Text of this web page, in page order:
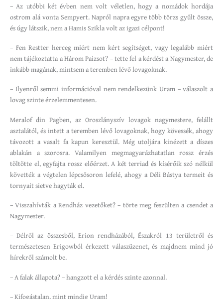
– Az utóbbi két évben nem volt véletlen, hogy a nomádok hordája
ostrom alá vonta Sempyert. Napról napra egyre több törzs gyűlt össze,
és úgy látszik, nem a Hamis Szikla volt az igazi célpont!
– Fen Restter herceg miért nem kért segítséget, vagy legalább miért
nem tájékoztatta a Három Paizsot? – tette fel a kérdést a Nagymester, de
inkább magának, mintsem a teremben lévő lovagoknak.
– Ilyenről semmi információval nem rendelkezünk Uram – válaszolt a
lovag szinte érzelemmentesen.
Meralof din Pagben, az Oroszlányszív lovagok nagymestere, felállt
asztalától, és intett a teremben lévő lovagoknak, hogy kövessék, ahogy
távozott a vasalt fa kapun keresztül. Még utoljára kinézett a díszes
ablakán a szorosra. Valamilyen megmagyarázhatatlan rossz érzés
töltötte el, egyfajta rossz előérzet. A két terriad és kísérőik szó nélkül
követték a végtelen lépcsősoron lefelé, ahogy a Déli Bástya termeit és
tornyait sietve hagyták el.
– Visszahívták a Rendház vezetőket? – törte meg feszülten a csendet a
Nagymester.
– Délről az összesből, Erion rendházából, Északról 13 területről és
természetesen Erigowból érkezett válaszüzenet, és majdnem mind jó
hírekről számolt be.
– A falak állapota? – hangzott el a kérdés szinte azonnal.
– Kifogástalan, mint mindig Uram!